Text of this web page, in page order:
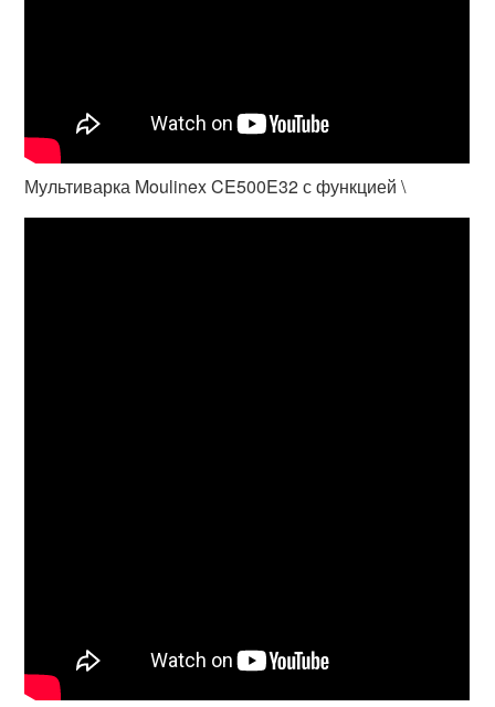
Мультиварка Moulinex CE500E32 с функцией \